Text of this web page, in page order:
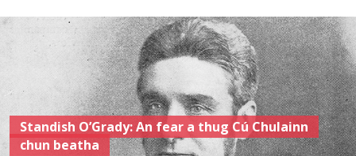
Standish O’Grady: An fear a thug Cú Chulainn
chun beatha